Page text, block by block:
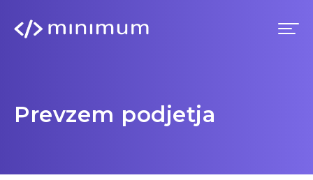
Prednosti
Prevzem podjetja